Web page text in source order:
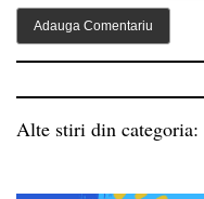
Alte stiri din categoria: